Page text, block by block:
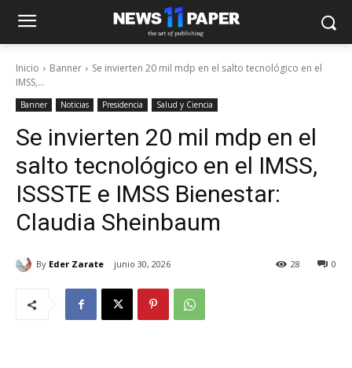
Inicio Banner
Se invierten 20 mil mdp en el salto tecnológico en el
IMSS,...
Banner Noticias Presidencia Salud y Ciencia
Se invierten 20 mil mdp en el
salto tecnológico en el IMSS,
ISSSTE e IMSS Bienestar:
Claudia Sheinbaum
By Eder Zarate junio 30, 2026 0
28